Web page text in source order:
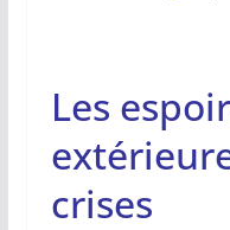
Les
crises